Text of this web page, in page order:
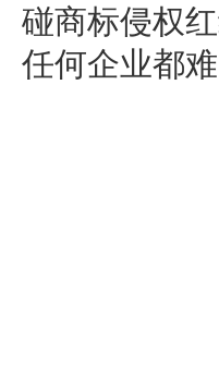
碰商标侵权
任何企业都难